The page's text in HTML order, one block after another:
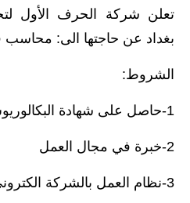
تعلن شركة الحرف الأول
بغداد عن حاجتها الى: محاسب
الشروط:
1-حاصل على شهادة البكالوريوس
2-خبرة في مجال العمل
3-نظام العمل بالشركة الكتروني حصرا